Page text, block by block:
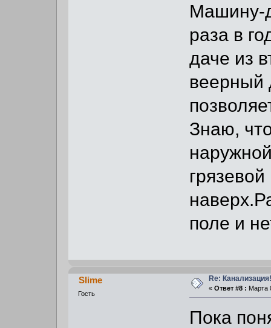
Машину-
раза в
даче из
веерный
Знаю,
поле и
Slime
Гость
Re:
« Ответ #8 : Марта
Пока